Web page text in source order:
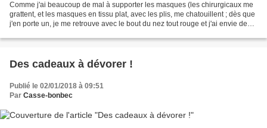
Comme j'ai beaucoup de mal à supporter les masques (les chirurgicaux me
grattent, et les masques en tissu plat, avec les plis, me chatouillent ; dès que
j'en porte un, je me retrouve avec le bout du nez tout rouge et j'ai envie de
Des cadeaux à dévorer !
Publié le 02/01/2018 à 09:51
Par Casse-bonbec